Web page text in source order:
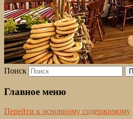
Поиск
Главное меню
Перейти к основному содержимому